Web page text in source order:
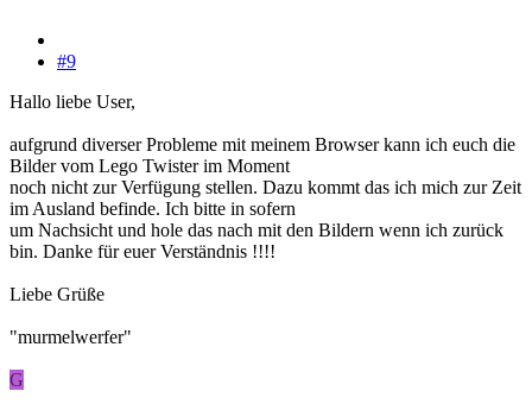
#9
Hallo liebe User,
aufgrund diverser Probleme mit meinem Browser kann ich euch die
Bilder vom Lego Twister im Moment
noch nicht zur Verfügung stellen. Dazu kommt das ich mich zur Zeit
im Ausland befinde. Ich bitte in sofern
um Nachsicht und hole das nach mit den Bildern wenn ich zurück
bin. Danke für euer Verständnis !!!!
Liebe Grüße
"murmelwerfer"
G